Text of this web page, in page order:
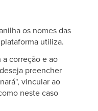
os nomes das
utiliza.
a correção e ao
preencher
vincular ao
neste caso